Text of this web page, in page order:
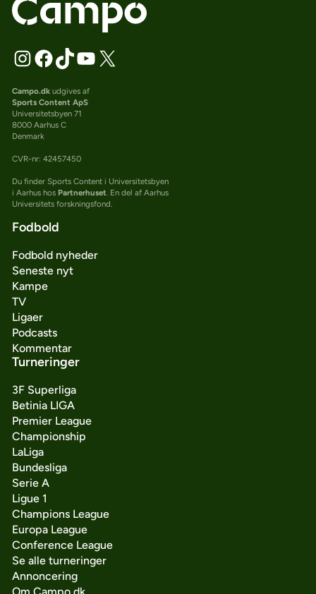
Campo.dkudgives af
Sports Content ApS
Universitetsbyen 71
8000 Aarhus C
Denmark
CVR-nr: 42457450
Du finder Sports Content i Universitetsbyen
i Aarhus hos Partnerhuset. En del af Aarhus
Universitets forskningsfond.
Fodbold
Fodbold nyheder
Seneste nyt
Kampe
TV
Ligaer
Podcasts
Kommentar
Turneringer
3F Superliga
Betinia LIGA
Premier League
Championship
LaLiga
Bundesliga
Serie A
Ligue 1
Champions League
Europa League
Conference League
Se alle turneringer
Annoncering